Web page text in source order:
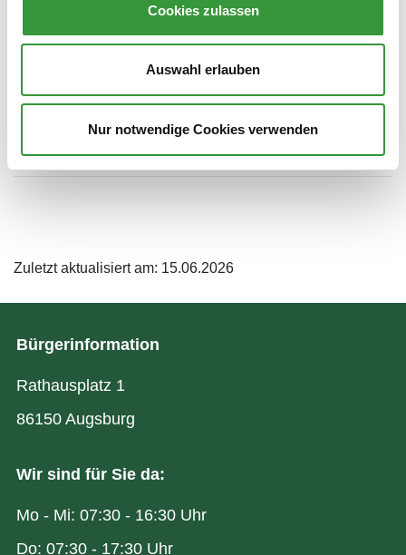
Cookies zulassen
Auswahl erlauben
Nur notwendige Cookies verwenden
Fr: 08:00–13:00 Uhr
Newsletter
Newsletter abonnieren
Zuletzt aktualisiert am: 15.06.2026
Bürgerinformation
Rathausplatz 1
86150 Augsburg
Wir sind für Sie da:
Mo - Mi: 07:30 - 16:30 Uhr
Do: 07:30 - 17:30 Uhr